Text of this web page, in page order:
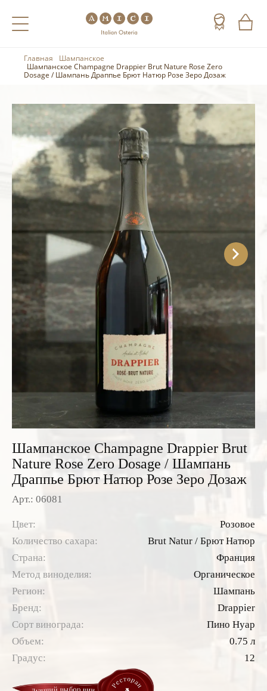
Назад
Чай
Кофе
Назад
Шампанское
Игристое вино
Портвейн
Херес
Красные вина
Белые вина
Розовые вина
Итальянские вина
Французские вина
Испанские вина
Назад
Коньяк
Арманьяк
Текила
Мескаль
Джин
Граппа
Водка
Саке
Главная
Шампанское
Шампанское Champagne Drappier Brut Nature Rose Zero
Dosage / Шампань Драппье Брют Натюр Розе Зеро Дозаж
Шампанское Champagne Drappier Brut
Nature Rose Zero Dosage / Шампань
Драппье Брют Натюр Розе Зеро Дозаж
Арт.: 06081
Цвет:
Розовое
Количество сахара:
Brut Natur / Брют Натюр
Страна:
Франция
Метод виноделия:
Органическое
Регион:
Шампань
Бренд:
Drappier
Сорт винограда:
Пино Нуар
Объем:
0.75 л
Градус:
12